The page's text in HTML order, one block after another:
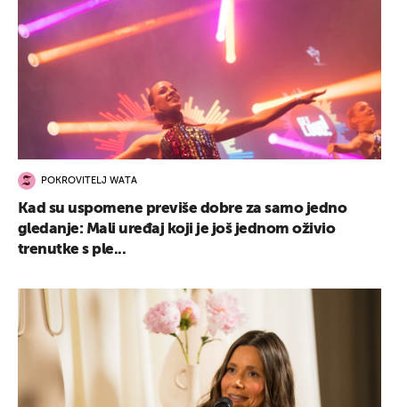
POKROVITELJ WATA
Kad su uspomene previše dobre za samo jedno
gledanje: Mali uređaj koji je još jednom oživio
trenutke s ple...